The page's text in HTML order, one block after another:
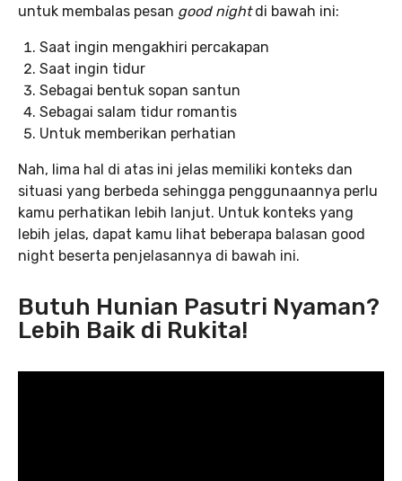
untuk membalas pesan good nightdi bawah ini:
Saat ingin mengakhiri percakapan
Saat ingin tidur
Sebagai bentuk sopan santun
Sebagai salam tidur romantis
Untuk memberikan perhatian
Nah, lima hal di atas ini jelas memiliki konteks dan
situasi yang berbeda sehingga penggunaannya perlu
kamu perhatikan lebih lanjut. Untuk konteks yang
lebih jelas, dapat kamu lihat beberapa balasan good
night beserta penjelasannya di bawah ini.
Butuh Hunian Pasutri Nyaman?
Lebih Baik di Rukita!